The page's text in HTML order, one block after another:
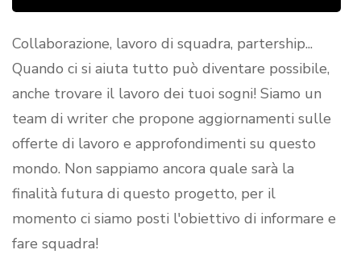
Collaborazione, lavoro di squadra, partership...
Quando ci si aiuta tutto può diventare possibile,
anche trovare il lavoro dei tuoi sogni! Siamo un
team di writer che propone aggiornamenti sulle
offerte di lavoro e approfondimenti su questo
mondo. Non sappiamo ancora quale sarà la
finalità futura di questo progetto, per il
momento ci siamo posti l'obiettivo di informare e
fare squadra!